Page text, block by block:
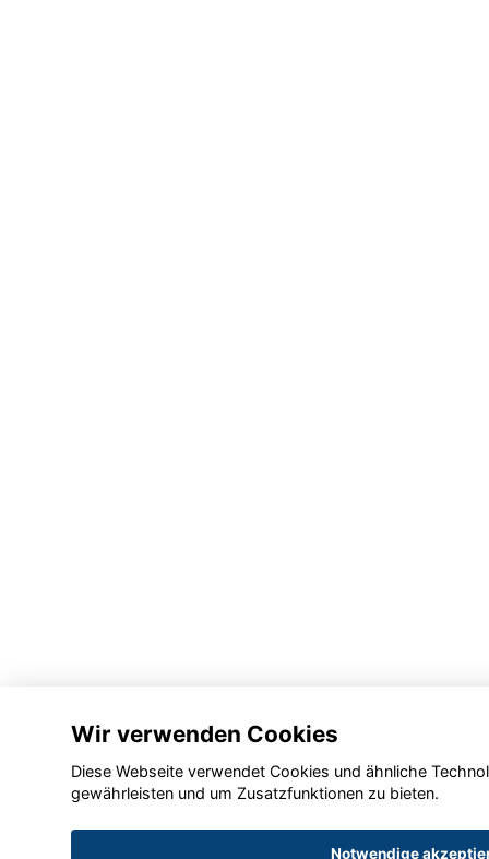
Wir verwenden Cookies
Diese Webseite verwendet Cookies und ähnliche
gewährleisten und um Zusatzfunktionen zu bieten.
Notwendige